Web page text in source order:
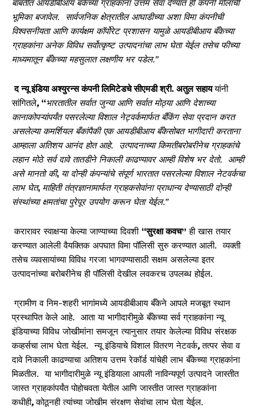
बाबतीत आयडीबीआय बँकेच्या ग्राहकांना उत्तम सेवा देण्यात ही कंपनी मोलाची
भूमिका बजावेल. सार्वजनिक क्षेत्रातील आघाडीच्या अशा विमा कंपनीची
विश्वसनीयता आणि कार्यक्षम कॉर्पोरेट प्रशासन यामुळे आयडीबीआय बँकेच्या
ग्राहकांना अनेक विविध सर्वोत्कृष्ट उत्पादनांचा लाभ घेता येईल तसेच फीच्या
माध्यमातून बँकेच्या महसुलात लक्षणीय भर पडेल.”
द न्यू इंडिया अश्युरन्स कंपनी लिमिटेडचे सीएमडी श्री. अतुल सहाययांनी
सांगितले, “भारतातील सर्वात जुन्या आणि सर्वात मोठ्या आणि देशाच्या
कानाकोपऱ्यांपर्यंत पसरलेल्या विशाल नेट्वर्कमार्फत बँकिंग सेवा प्रदान करत
असलेल्या कमर्शियल बँकांपैकी एक आयडीबीआय बँकेसोबत भागीदारी करताना
आम्हाला अतिशय आनंद होत आहे. उत्पादनाच्या किमतीबरोबरीनेच ग्राहकांचे
लहान मोठे सर्व दावे तातडीने निकाली काढण्यावर आम्ही विशेष भर देतो. आम्ही
असे मानतो की, या दोन्ही कंपन्यांचे संपूर्ण भारतात पसरलेल्या विशाल नेटवर्कचा
लाभ घेत, माहिती तंत्रज्ञानामार्फत ग्राहकसेवांना प्राधान्य देण्यासाठी दोन्ही
संस्थांच्या क्षमतांचा पुरेपूर उपयोग करून घेता येईल.”
करारावर स्वाक्षऱ्या केल्या जाण्याच्या दिवशी “सुरक्षा कवच” ही खास तयार
करण्यात आलेली वैयक्तिक अपघात विमा पॉलिसी सुरु करण्यात आली. व्यक्ती
तसेच व्यवसायांच्या विविध गरजा भागवण्यासाठी सक्षम असलेल्या इतर
उत्पादनांच्या बरोबरीनेच ही पॉलिसी देखील लवकरच उपलब्ध होईल.
ग्रामीण व निम-शहरी भागांमध्ये आयडीबीआय बँकेने आपले मजबूत स्थान
प्रस्थापित केले आहे. आता या भागीदारीमुळे बँकेच्या सर्व ग्राहकांना न्यू
इंडियाच्या विविध जोखीमांना समजून त्यानुसार तयार केलेल्या विविध संरक्षक
कव्हर्सचा लाभ घेता येईल. न्यू इंडियाचे विशाल वितरण नेटवर्क,तत्पर सेवा व
दावे निकाली काढण्याचा अतिशय उत्तम रेकॉर्ड यांचेही लाभ बँकेच्या ग्राहकांना
मिळतील. या भागीदारीमुळे न्यू इंडियाला आपली नाविन्यपूर्ण उत्पादने जास्तीत
जास्त ग्राहकांपर्यंत पोहोचवता येतील आणि जास्तीत जास्त ग्राहकांना
कधीही,कोठूनही त्यांच्या जोखीम संरक्षण सेवांचा लाभ घेता येईल.